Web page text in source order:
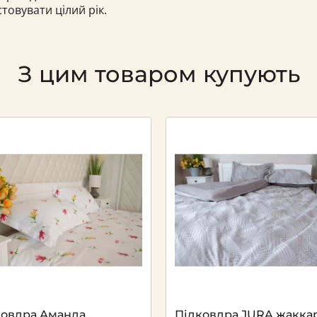
цілий рік.
З цим товаром купують
Аманда Підковдра JURA
Next